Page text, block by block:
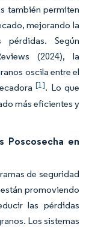
también permiten
mejorando la
Según
(2024), la
oscila entre el
[1]. Lo que
más eficientes y
Poscosecha en
de seguridad
promoviendo
las pérdidas
Los sistemas